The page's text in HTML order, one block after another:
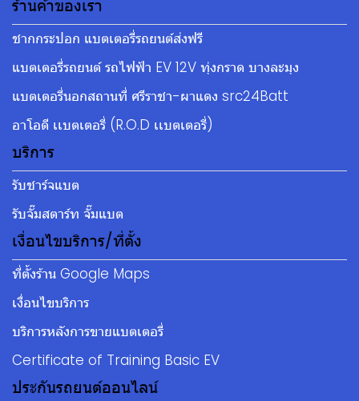
ร้านค้าของเรา
ชากกระปอก แบตเตอรี่รถยนต์ส่งฟรี
แบตเตอรี่รถยนต์ รถไฟฟ้า EV 12V ทุ่งกราด บางละมุง
แบตเตอรี่นอกสถานที่ ศรีราชา-ผาแดง src24Batt
อาโอดี เเบตเตอรี่ (R.O.D เเบตเตอรี่)
บริการ
รับชาร์จแบต
รับจั๊มสตาร์ท จั๊มแบต
เงื่อนไขบริการ/ที่ตั้ง
ที่ตั้งร้าน Google Maps
เงื่อนไขบริการ
บริการหลังการขายแบตเตอรี่
Certificate of Training Basic EV
ประกันรถยนต์ออนไลน์